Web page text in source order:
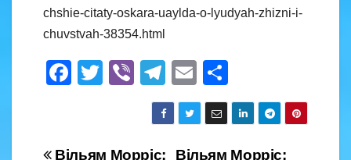
chshie-citaty-oskara-uaylda-o-lyudyah-zhizni-i-
chuvstvah-38354.html
F
e
T
er
Vi
er
T
el
e
gr
E
m
ail
h
ar
e
Вільям Морріс:
Вільям Морріс: